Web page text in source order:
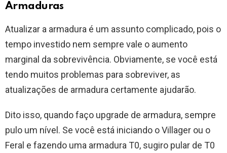
Armaduras
Atualizar a armadura é um assunto complicado, pois o
tempo investido nem sempre vale o aumento
marginal da sobrevivência. Obviamente, se você está
tendo muitos problemas para sobreviver, as
atualizações de armadura certamente ajudarão.
Dito isso, quando faço upgrade de armadura, sempre
pulo um nível. Se você está iniciando o Villager ou o
Feral e fazendo uma armadura T0, sugiro pular de T0